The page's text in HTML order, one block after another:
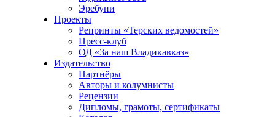
Эребуни
Проекты
Репринты «Терских ведомостей»
Пресс-клуб
ОД «За наш Владикавказ»
Издательство
Партнёры
Авторы и колумнисты
Рецензии
Дипломы, грамоты, сертификаты